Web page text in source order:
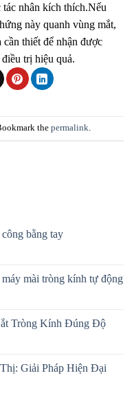
nhân kích thích.Nếu
này quanh vùng mắt,
thiết để nhận được
trị hiệu quả.
the permalink.
bằng tay
mài tròng kính tự động
Tròng Kính Đúng Độ
Giải Pháp Hiện Đại